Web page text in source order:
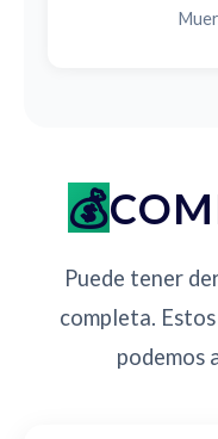
Puede tener
completa.
podemos